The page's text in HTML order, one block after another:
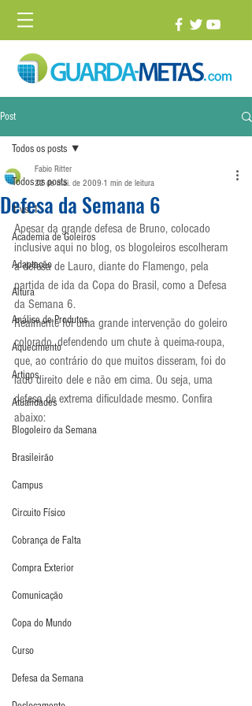
Post
Todos os posts
1 vs. 1
Academia de Goleiros
Adaptação
Altura
Análise de Produtos
Aquecimento
Artigos
Atualidades
Blogoleiro da Semana
Brasileirão
Campus
Circuito Físico
Cobrança de Falta
Compra Exterior
Comunicação
Copa do Mundo
Curso
Defesa da Semana
Todos os posts
Defesa da Semana 6
Fabio Ritter
22 de mai. de 2009 1 min de leitura
Apesar da grande defesa de Bruno, colocado
inclusive aqui no blog, os blogoleiros escolheram
a defesa de Lauro, diante do Flamengo, pela
partida de ida da Copa do Brasil, como a Defesa
da Semana 6.
Realmente foi uma grande intervenção do goleiro
colorado, defendendo um chute à queima-roupa,
que, ao contrário do que muitos disseram, foi do
lado direito dele e não em cima. Ou seja, uma
defesa de extrema dificuldade mesmo. Confira
abaixo: